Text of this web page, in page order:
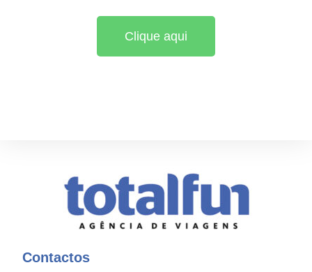
Clique aqui
Contactos